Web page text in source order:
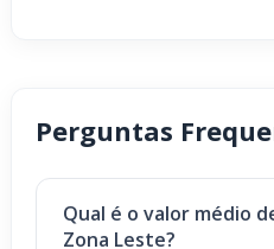
Perguntas
Qual é o valor médio
Zona Leste?